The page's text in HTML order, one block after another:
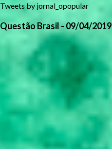
Tweets by jornal_opopular
Questão Brasil - 09/04/2019